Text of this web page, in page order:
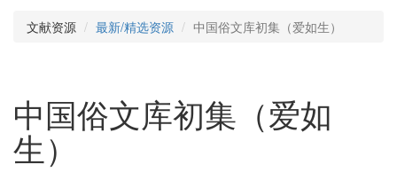
文献资源 最新/精选资源 中国俗文库初集（爱如生）
中国俗文库初集（爱如
生）